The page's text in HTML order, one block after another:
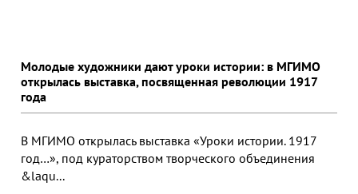
Молодые художники дают уроки истории: в МГИМО
открылась выставка, посвященная революции 1917
года
В МГИМО открылась выставка «Уроки истории. 1917
год…», под кураторством творческого объединения
&laqu...